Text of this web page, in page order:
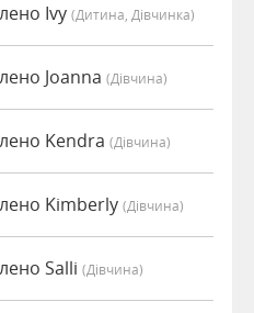
Ivy (дитина, Дівчинка)
Joanna (дівчина)
Kendra (дівчина)
Kimberly (дівчина)
Salli (дівчина)